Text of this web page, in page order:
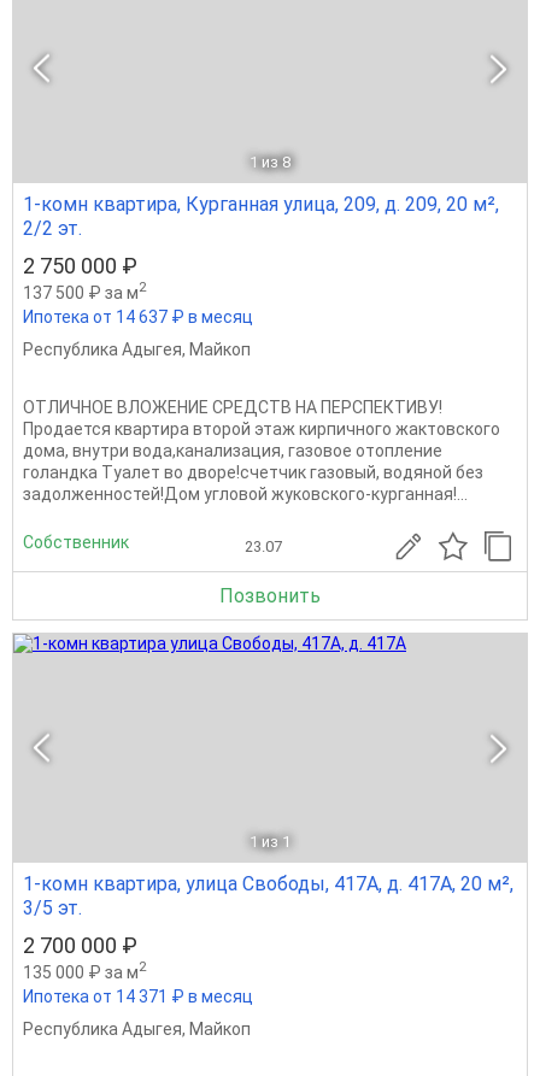
1 из 8
1-комн квартира, Курганная улица, 209, д. 209, 20 м²,
2/2 эт.
2 750 000 ₽
137 500 ₽ за м2
Ипотека от 14 637 ₽ в месяц
Республика Адыгея, Майкоп
ОТЛИЧНОЕ ВЛОЖЕНИЕ СРЕДСТВ НА ПЕРСПЕКТИВУ!
Продается квартира второй этаж кирпичного жактовского
дома, внутри вода,канализация, газовое отопление
голандка Туалет во дворе!счетчик газовый, водяной без
задолженностей!Дом угловой жуковского-курганная!...
Собственник 23.07
Позвонить
1 из 1
1-комн квартира, улица Свободы, 417А, д. 417А, 20 м²,
3/5 эт.
2 700 000 ₽
135 000 ₽ за м2
Ипотека от 14 371 ₽ в месяц
Республика Адыгея, Майкоп